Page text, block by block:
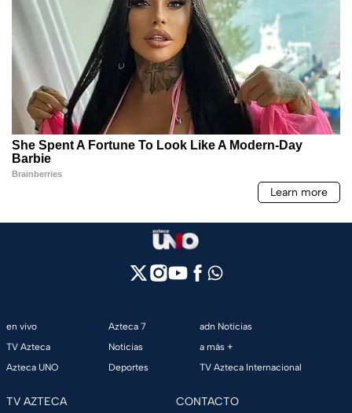
en vivo
TV Azteca
Azteca UNO
Azteca 7
Noticias
Deportes
adn Noticias
a más +
TV Azteca Internacional
TV AZTECA CONTACTO